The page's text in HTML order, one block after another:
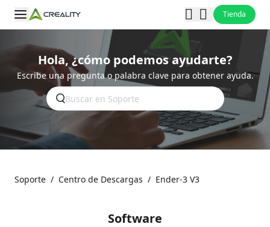
Tienda
Hola, ¿cómo podemos ayudarte?
Escribe una pregunta o palabra clave para obtener ayuda.
Soporte / Centro de Descargas / Ender-3 V3
Software